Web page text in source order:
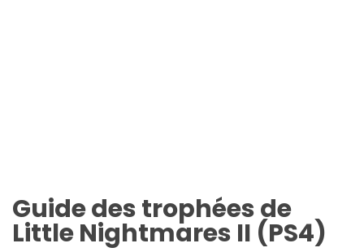
Guide des trophées de
Little Nightmares II (PS4)